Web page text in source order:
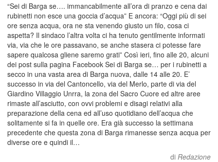
“Sei di Barga se…. immancabilmente all’ora di pranzo e cena dai
rubinetti non esce una goccia d’acqua” E ancora: “Oggi più di sei
ore senza acqua, ora ne sta venendo giusto un filo, cosa ci
aspetta? Il sindaco l’altra volta ci ha tenuto gentilmente informati
via, via che le ore passavano, se anche stasera ci potesse fare
sapere qualcosa gliene saremo grati” Così ieri, fino alle 20, alcuni
dei post sulla pagina Facebook Sei di Barga se… per i rubinetti a
secco in una vasta area di Barga nuova, dalle 14 alle 20. E’
successo in via del Cantoncello, via del Merlo, parte di via del
Giardino Villaggio Unrra, la zona del Sacro Cuore ed altre aree
rimaste all’asciutto, con ovvi problemi e disagi relativi alla
preparazione della cena ed all’uso quotidiano dell’acqua che
solitamente si fa in quelle ore. Era già successo la settimana
precedente che questa zona di Barga rimanesse senza acqua per
diverse ore e quindi il…
di Redazione